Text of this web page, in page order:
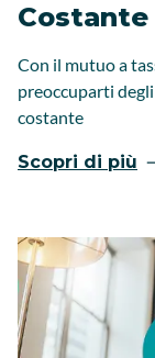
Costante
Con il mutuo a
preoccuparti
costante
Scopri di più